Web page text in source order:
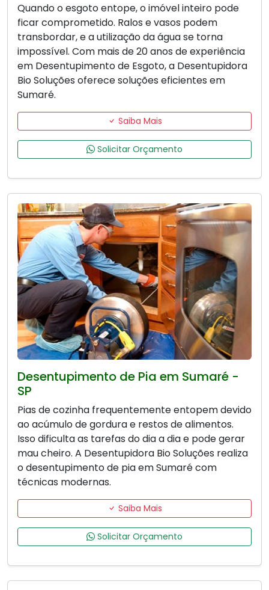
Quando o esgoto entope, o imóvel inteiro pode
ficar comprometido. Ralos e vasos podem
transbordar, e a utilização da água se torna
impossível. Com mais de 20 anos de experiência
em Desentupimento de Esgoto, a Desentupidora
Bio Soluções oferece soluções eficientes em
Sumaré.
Saiba Mais
Solicitar Orçamento
Desentupimento de Pia em Sumaré -
SP
Pias de cozinha frequentemente entopem devido
ao acúmulo de gordura e restos de alimentos.
Isso dificulta as tarefas do dia a dia e pode gerar
mau cheiro. A Desentupidora Bio Soluções realiza
o desentupimento de pia em Sumaré com
técnicas modernas.
Saiba Mais
Solicitar Orçamento